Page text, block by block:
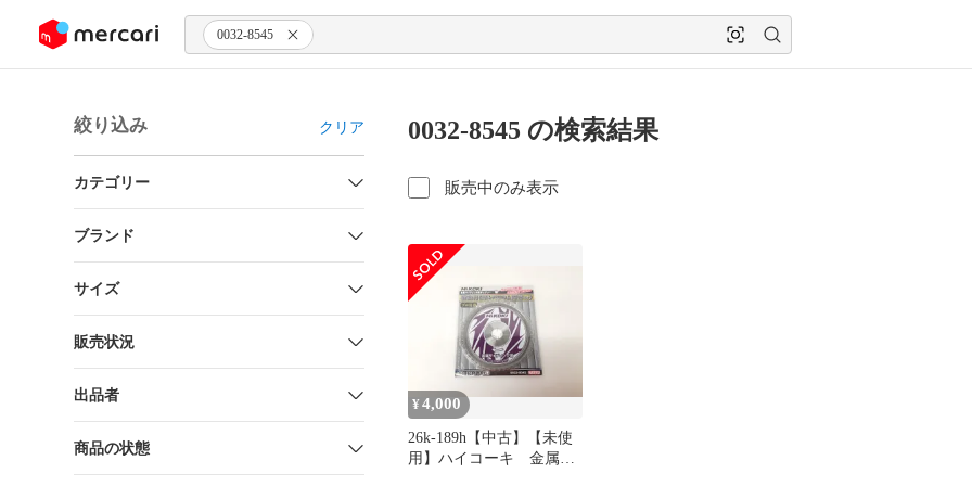
ツにスキップ 0032-8545
絞り込み クリア
カテゴリー
ブランド
サイズ
販売状況
出品者
商品の状態
0032-8545 の検索結果
販売中のみ表示
¥4,000
26k-189h【中古】【未使
用】ハイコーキ 金属サ